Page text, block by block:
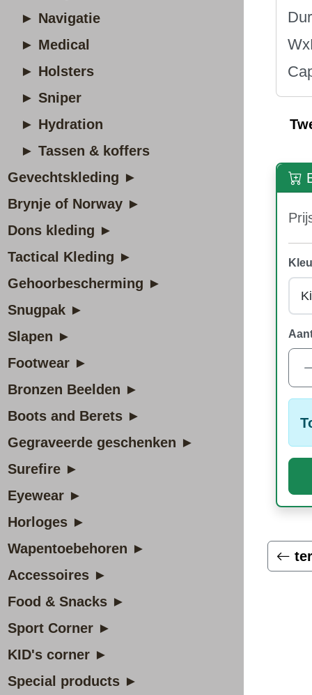
► Navigatie
► Medical
► Holsters
► Sniper
► Hydration
► Tassen & koffers
Gevechtskleding ►
Brynje of Norway ►
Dons kleding ►
Tactical Kleding ►
Gehoorbescherming ►
Snugpak ►
Slapen ►
Footwear ►
Bronzen Beelden ►
Boots and Berets ►
Gegraveerde geschenken ►
Surefire ►
Eyewear ►
Horloges ►
Wapentoebehoren ►
Accessoires ►
Food & Snacks ►
Sport Corner ►
KID's corner ►
Special products ►